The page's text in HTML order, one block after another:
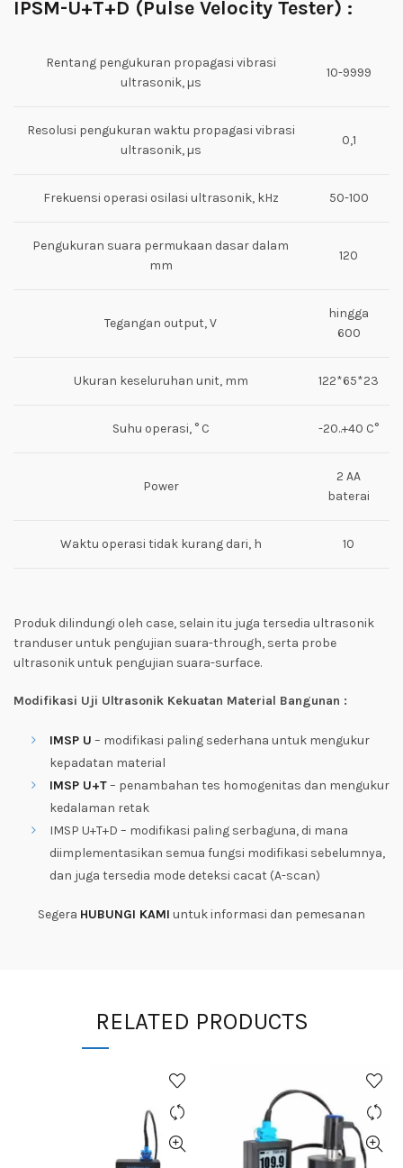
IPSM-U+T+D (Pulse Velocity Tester) :
Rentang pengukuran propagasi vibrasi
ultrasonik, µs
10-9999
Resolusi pengukuran waktu propagasi vibrasi
ultrasonik, µs
0,1
Frekuensi operasi osilasi ultrasonik, kHz 50-100
Pengukuran suara permukaan dasar dalam
mm
120
Tegangan output, V
hingga
600
Ukuran keseluruhan unit, mm 122*65*23
Suhu operasi, ° C -20..+40 C°
Power
2 AA
baterai
Waktu operasi tidak kurang dari, h 10
Produk dilindungi oleh case, selain itu juga tersedia ultrasonik
tranduser untuk pengujian suara-through, serta probe
ultrasonik untuk pengujian suara-surface.
Modifikasi Uji Ultrasonik Kekuatan Material Bangunan :
IMSP U – modifikasi paling sederhana untuk mengukur
kepadatan material
IMSP U+T– penambahan tes homogenitas dan mengukur
kedalaman retak
IMSP U+T+D – modifikasi paling serbaguna, di mana
diimplementasikan semua fungsi modifikasi sebelumnya,
dan juga tersedia mode deteksi cacat (A-scan)
Segera HUBUNGI KAMI untuk informasi dan pemesanan
RELATED PRODUCTS